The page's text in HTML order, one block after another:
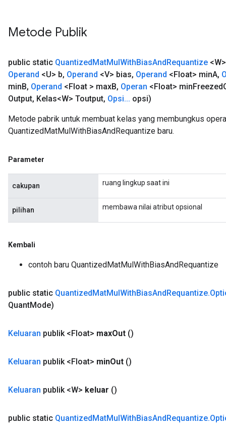
Metode Publik
public static QuantizedMatMulWithBiasAndRequantize <W>
Operand <U> b, Operand <V> bias, Operand <Float> minA,
minB, Operand <Float > maxB, Operan <Float> minFreezed
Output, Kelas<W> Toutput, Opsi... opsi)
Metode pabrik untuk membuat kelas yang membungkus
QuantizedMatMulWithBiasAndRequantize baru.
Parameter
cakupan ruang lingkup saat ini
pilihan membawa nilai atribut opsional
Kembali
contoh baru QuantizedMatMulWithBiasAndRequantize
public static QuantizedMatMulWithBiasAndRequantize.
QuantMode)
Keluaran publik <Float> maxOut ()
Keluaran publik <Float> minOut ()
Keluaran publik <W> keluar ()
public static QuantizedMatMulWithBiasAndRequantize.